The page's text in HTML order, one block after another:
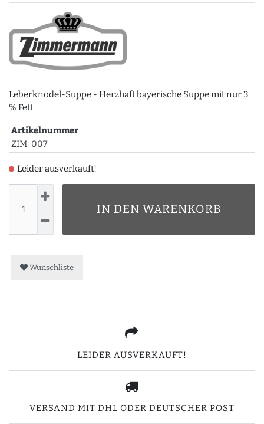
Leberknödel-Suppe - Herzhaft bayerische Suppe mit nur 3
% Fett
Artikelnummer
ZIM-007
Leider ausverkauft!
IN DEN WARENKORB
Wunschliste
LEIDER AUSVERKAUFT!
VERSAND MIT DHL ODER DEUTSCHER POST